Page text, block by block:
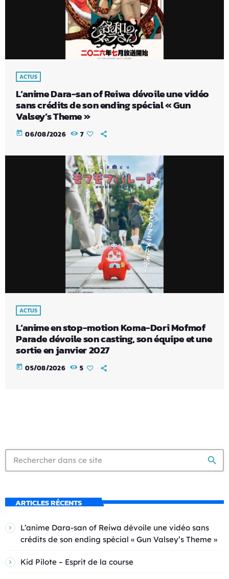
ACTUS
L’anime Dara-san of Reiwa dévoile une vidéo
sans crédits de son ending spécial « Gun
Valsey’s Theme »
today 06/08/2026 7
ACTUS
L’anime en stop-motion Koma-Dori Mofmof
Parade dévoile son casting, son équipe et une
sortie en janvier 2027
today 05/08/2026 5
search
ARTICLES RÉCENTS
L’anime Dara-san of Reiwa dévoile une vidéo sans
crédits de son ending spécial « Gun Valsey’s Theme »
Kid Pilote – Esprit de la course